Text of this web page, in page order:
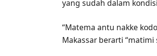
yang sudah dalam
“Matema antu nakke
Makassar berarti “matimi